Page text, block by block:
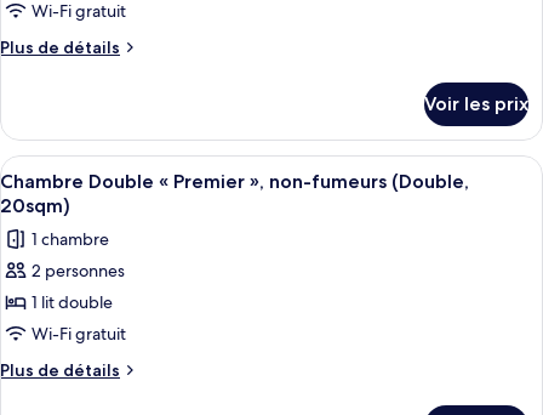
chambres,
non-
chambre :
Room,
Non
Smoking
(20
sqm,
2
beds)
Wi-Fi gratuit
Plus de détails
Plus
le
type
de
chambre
Premier
Twin
Room,
Smoking
(20
2
Voir les prix
Afficher
toutes
les
photos
pour
ce
type
de
Une chambre d’hôtel comprenant
16
Chambre Double « Premier », non-fumeurs (Double,
20sqm)
1 chambre
2 personnes
1 lit double
Wi-Fi gratuit
Plus de détails
Plus